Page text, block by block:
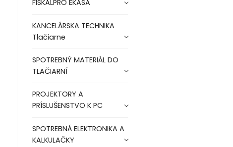
FISKALPRO EKASA
KANCELÁRSKA TECHNIKA
Tlačiarne
SPOTREBNÝ MATERIÁL DO
TLAČIARNÍ
PROJEKTORY A
PRÍSLUŠENSTVO K PC
SPOTREBNÁ ELEKTRONIKA A
KALKULAČKY